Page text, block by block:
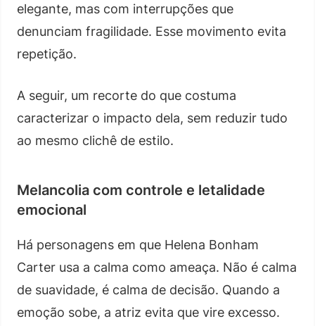
elegante, mas com interrupções que
denunciam fragilidade. Esse movimento evita
repetição.
A seguir, um recorte do que costuma
caracterizar o impacto dela, sem reduzir tudo
ao mesmo clichê de estilo.
Melancolia com controle e letalidade
emocional
Há personagens em que Helena Bonham
Carter usa a calma como ameaça. Não é calma
de suavidade, é calma de decisão. Quando a
emoção sobe, a atriz evita que vire excesso.